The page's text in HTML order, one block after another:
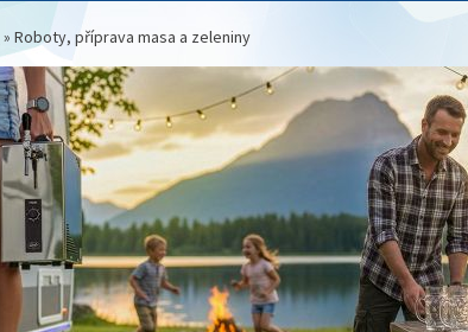
» Roboty, příprava masa a zeleniny